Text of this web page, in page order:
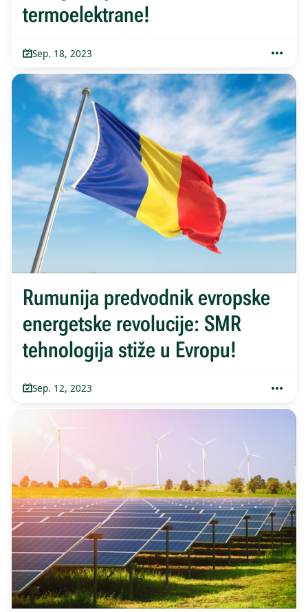
termoelektrane!
Sep. 18, 2023
Rumunija predvodnik evropske
energetske revolucije: SMR
tehnologija stiže u Evropu!
Sep. 12, 2023